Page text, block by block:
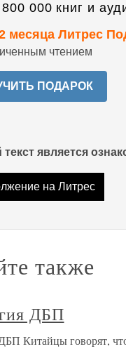
000 книг и
месяца Литрес
чтением
ПОДАРОК
является
на Литрес
также
ДБП
Китайцы говорят,